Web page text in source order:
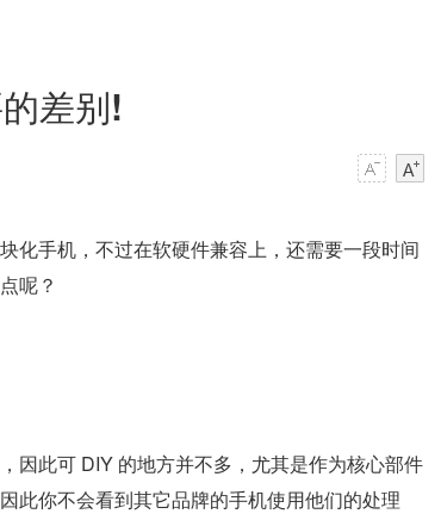
差别!
化手机，不过在软硬件兼容上，还需要一段时间
呢？
因此可 DIY 的地方并不多，尤其是作为核心部件
此你不会看到其它品牌的手机使用他们的处理